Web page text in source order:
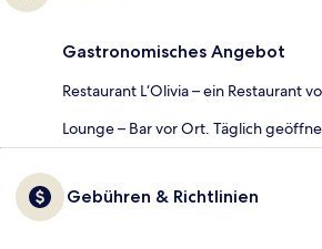
Gastronomisches Angebot
Restaurant L‘Olivia – ein Restaurant
Lounge – Bar vor Ort. Täglich
Gebühren & Richtlinien